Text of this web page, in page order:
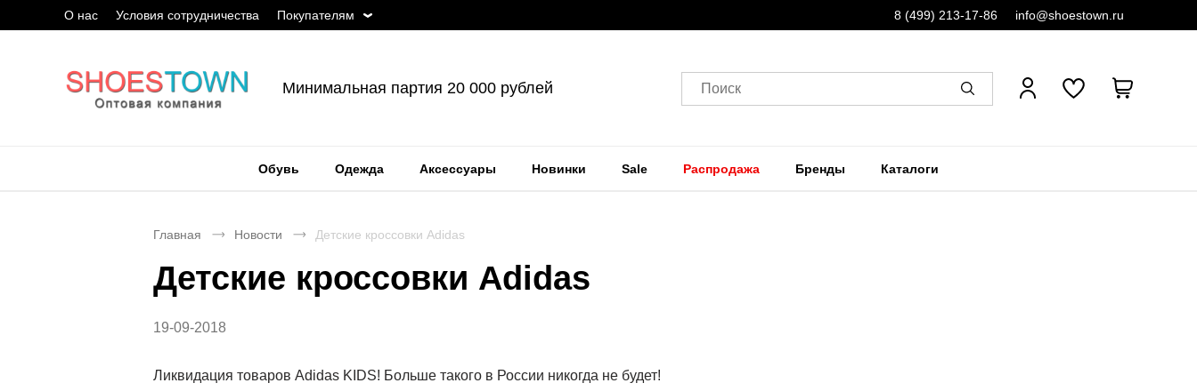
О нас Условия сотрудничества Покупателям 8 (499) 213-17-86 info@shoestown.ru
Минимальная партия 20 000 рублей Поиск
Обувь Одежда Аксессуары Новинки Sale Распродажа Бренды Каталоги
Главная Новости Детские кроссовки Adidas
Детские кроссовки Adidas
19-09-2018
Ликвидация товаров Adidas KIDS! Больше такого в России никогда не будет!